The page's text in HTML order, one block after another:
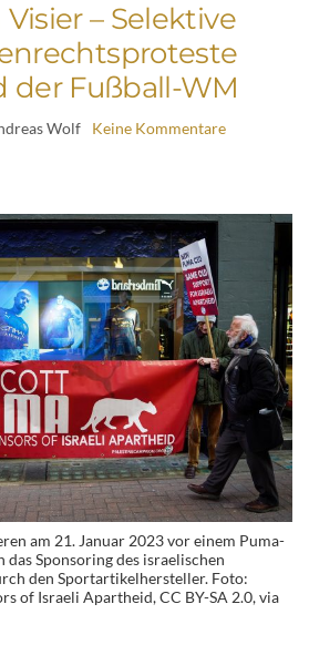
Visier – Selektive
der Fußball-WM
Wolf Keine Kommentare
am 21. Januar 2023 vor einem Puma-
das Sponsoring des israelischen
den Sportartikelhersteller. Foto:
of Israeli Apartheid, CC BY-SA 2.0, via